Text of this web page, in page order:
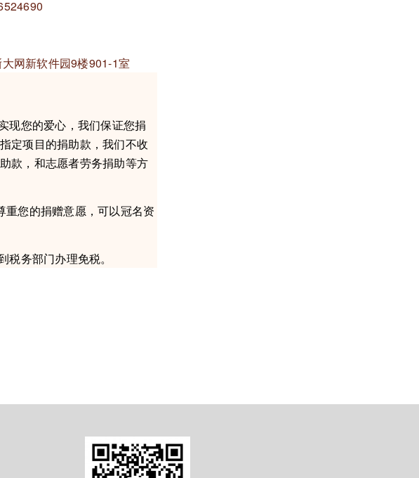
网新软件园9楼901-1室
现您的爱心，我们保证您捐
定项目的捐助款，我们不收
款，和志愿者劳务捐助等方
您的捐赠意愿，可以冠名资
务部门办理免税。